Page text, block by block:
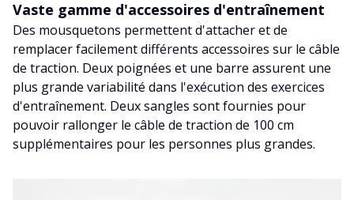
Vaste gamme d'accessoires d'entraînement
Des mousquetons permettent d'attacher et de
remplacer facilement différents accessoires sur le câble
de traction. Deux poignées et une barre assurent une
plus grande variabilité dans l'exécution des exercices
d'entraînement. Deux sangles sont fournies pour
pouvoir rallonger le câble de traction de 100 cm
supplémentaires pour les personnes plus grandes.